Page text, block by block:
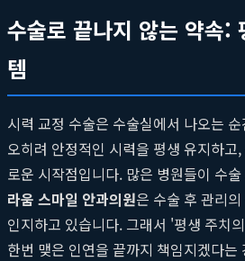
수술로 끝나지 않는 약속:
템
시력 교정 수술은 수술실에서 나오는
오히려 안정적인 시력을 평생 유지하고
로운 시작점입니다. 많은 병원들이 수
라움 스마일 안과의원은 수술 후 관리
인지하고 있습니다. 그래서 '평생 주치
한번 맺은 인연을 끝까지 책임지겠다는